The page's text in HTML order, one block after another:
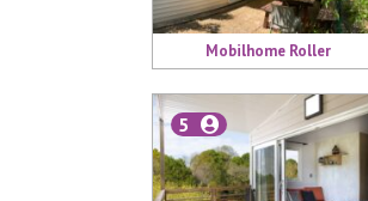
Mobilhome Roller
5